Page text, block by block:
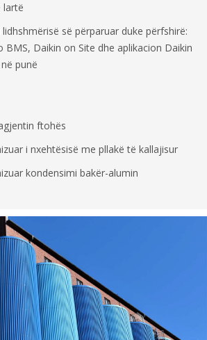
lartë
së përparuar duke përfshirë:
BMS, Daikin on Site dhe aplikacion Daikin
punë
ftohës
i nxehtësisë me pllakë të kallajisur
kondensimi bakër-alumin